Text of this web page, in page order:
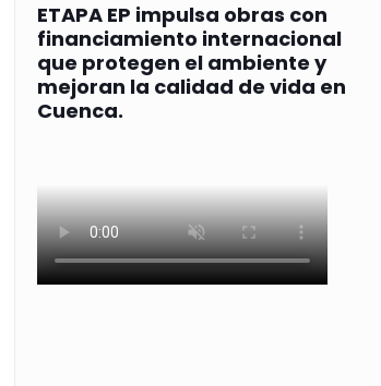
ETAPA EP impulsa obras con
financiamiento internacional
que protegen el ambiente y
mejoran la calidad de vida en
Cuenca.